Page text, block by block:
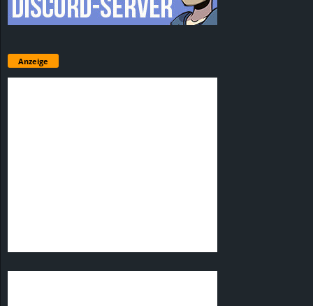
Anzeige